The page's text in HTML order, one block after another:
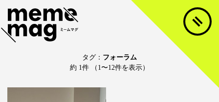
タグ： フォーラム
約 1件 （1〜12件を表示）